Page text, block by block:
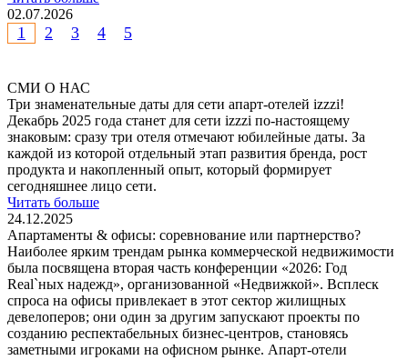
02.07.2026
1 2 3 4 5
СМИ О НАС
Три знаменательные даты для сети апарт-отелей izzzi!
Декабрь 2025 года станет для сети izzzi по-настоящему
знаковым: сразу три отеля отмечают юбилейные даты. За
каждой из которой отдельный этап развития бренда, рост
продукта и накопленный опыт, который формирует
сегодняшнее лицо сети.
Читать больше
24.12.2025
Апартаменты & офисы: соревнование или партнерство?
Наиболее ярким трендам рынка коммерческой недвижимости
была посвящена вторая часть конференции «2026: Год
Real`ных надежд», организованной «Недвижкой». Всплеск
спроса на офисы привлекает в этот сектор жилищных
девелоперов; они один за другим запускают проекты по
созданию респектабельных бизнес-центров, становясь
заметными игроками на офисном рынке. Апарт-отели